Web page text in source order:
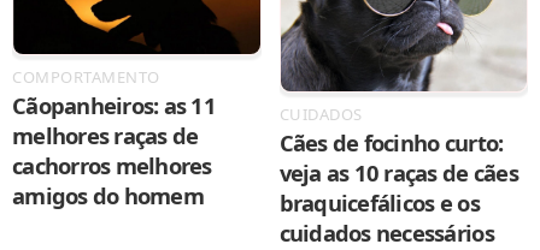
COMPORTAMENTO
Cãopanheiros: as 11
melhores raças de
cachorros melhores
amigos do homem
CUIDADOS
Cães de focinho curto:
veja as 10 raças de cães
braquicefálicos e os
cuidados necessários